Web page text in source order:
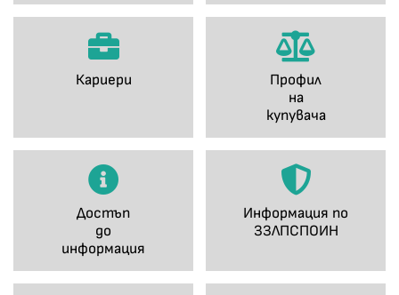
Кариери
Профил
на
купувача
Достъп
до
информация
Информация по
ЗЗЛПСПОИН